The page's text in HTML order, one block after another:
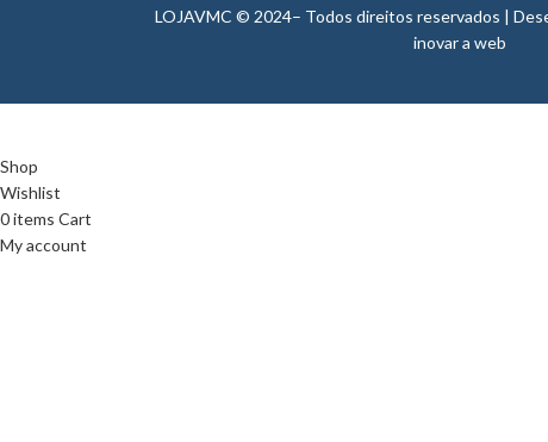
LOJAVMC © 2024– Todos direitos reservados |
inovar a web
Shop
Wishlist
0items Cart
My account